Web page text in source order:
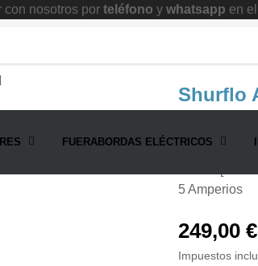
con nosotros por teléfono y whatsapp en el
FUERABORDAS ELÉCTRICOS
Premium
Shurflo
5 Amperios
249,00 €
Impuestos